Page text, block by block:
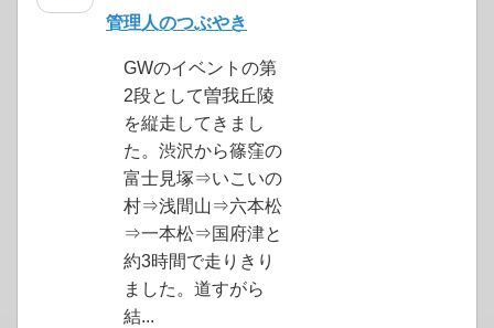
管理人のつぶやき
GWのイベントの第
2段として曽我丘陵
を縦走してきまし
た。渋沢から篠窪の
富士見塚⇒いこいの
村⇒浅間山⇒六本松
⇒一本松⇒国府津と
約3時間で走りきり
ました。道すがら
結...